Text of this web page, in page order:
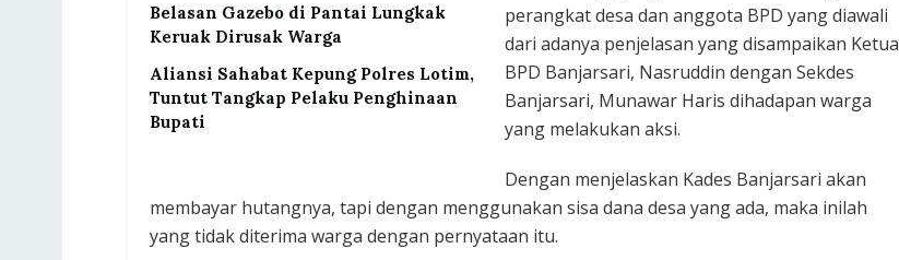
Belasan Gazebo di Pantai Lungkak
Keruak Dirusak Warga
Aliansi Sahabat Kepung Polres Lotim,
Tuntut Tangkap Pelaku Penghinaan
Bupati
perangkat desa dan anggota BPD yang diawali
dari adanya penjelasan yang disampaikan Ketua
BPD Banjarsari, Nasruddin dengan Sekdes
Banjarsari, Munawar Haris dihadapan warga
yang melakukan aksi.
Dengan menjelaskan Kades Banjarsari akan
membayar hutangnya, tapi dengan menggunakan sisa dana desa yang ada, maka inilah
yang tidak diterima warga dengan pernyataan itu.